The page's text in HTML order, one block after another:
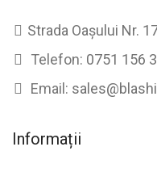
Strada Oașului Nr.
Telefon: 0751 156
Email:
Informații